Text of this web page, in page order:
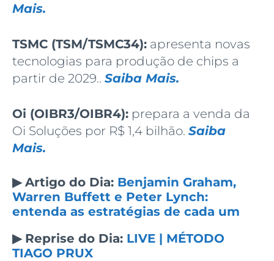
Mais.
TSMC (TSM/TSMC34): apresenta novas
tecnologias para produção de chips a
partir de 2029.. Saiba Mais.
Oi (OIBR3/OIBR4): prepara a venda da
Oi Soluções por R$ 1,4 bilhão. Saiba
Mais.
▶Artigo do Dia: Benjamin Graham,
Warren Buffett e Peter Lynch:
entenda as estratégias de cada um
▶ Reprise do Dia: LIVE | MÉTODO
TIAGO PRUX